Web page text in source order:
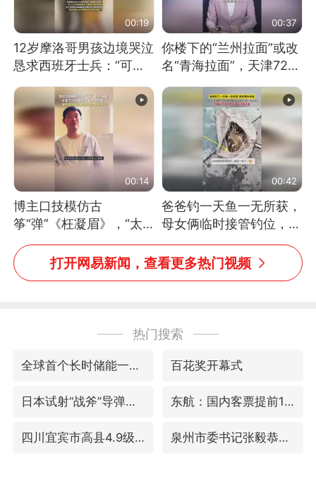
00:19
12岁摩洛哥男孩边境哭泣
恳求西班牙士兵：“可不
可以不要把我遣返回国”
00:37
你楼下的“兰州拉面”或改
名“青海拉面”，天津72家
面馆已集体更换招牌
00:14
博主口技模仿古
筝“弹”《枉凝眉》，“太
像了～你是吃古筝长大的
吗？”“或将成为首位考级
不带古筝的选手。”（来
00:42
爸爸钓一天鱼一无所获，
母女俩临时接管钓位，用
玩具鱼竿钓上大鱼
打开网易新闻，查看更多热门视频
热门搜索
全球首个长时储能一体化产业园量产 百花奖开幕式
日本试射“战斧”导弹，国防部回应 东航：国内客票提前14天免费退改
四川宜宾市高县4.9级地震致1人死亡 泉州市委书记张毅恭被查